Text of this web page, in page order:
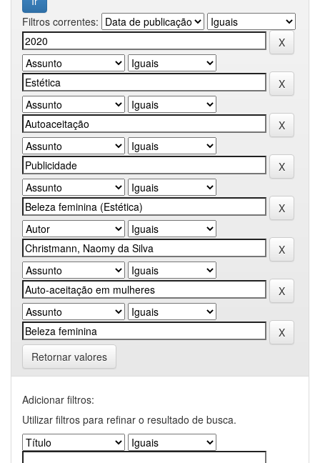
Filtros correntes:
Retornar valores
Adicionar filtros:
Utilizar filtros para refinar o resultado de busca.